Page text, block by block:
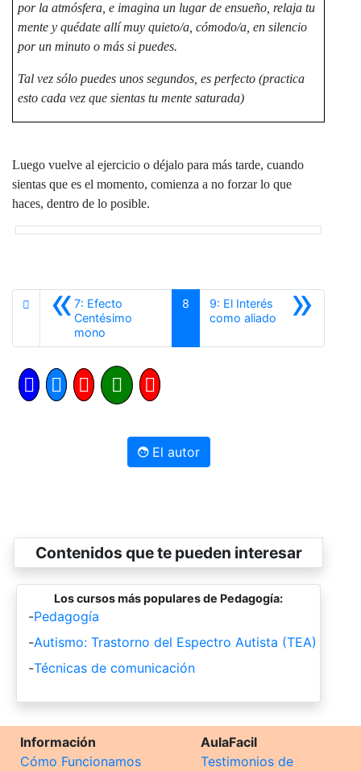
por la atmósfera, e imagina un lugar de ensueño, relaja tu
mente y quédate allí muy quieto/a, cómodo/a, en silencio
por un minuto o más si puedes.
Tal vez sólo puedes unos segundos, es perfecto (practica
esto cada vez que sientas tu mente saturada)
Luego vuelve al ejercicio o déjalo para más tarde, cuando
sientas que es el momento, comienza a no forzar lo que
haces, dentro de lo posible.
«7: Efecto
Centésimo
mono
8 »
9: El Interés
como aliado Siguiente
El autor
Contenidos que te pueden interesar
Los cursos más populares de Pedagogía:
-Pedagogía
-Autismo: Trastorno del Espectro Autista (TEA)
-Técnicas de comunicación
Información
Cómo Funcionamos
AulaFacil
Testimonios de